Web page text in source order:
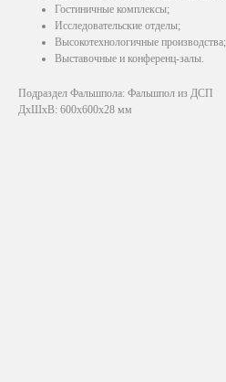
Гостиничные комплексы;
Исследовательские отделы;
Высокотехнологичные производства;
Выставочные и конференц-залы.
Подраздел Фальшпола: Фальшпол из ДСП
ДxШxВ: 600x600x28 мм